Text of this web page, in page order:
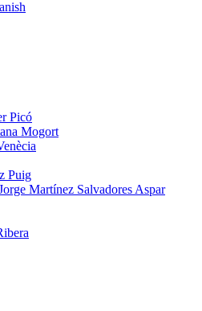
Picó
Mogort
Puig
Martínez Salvadores Aspar